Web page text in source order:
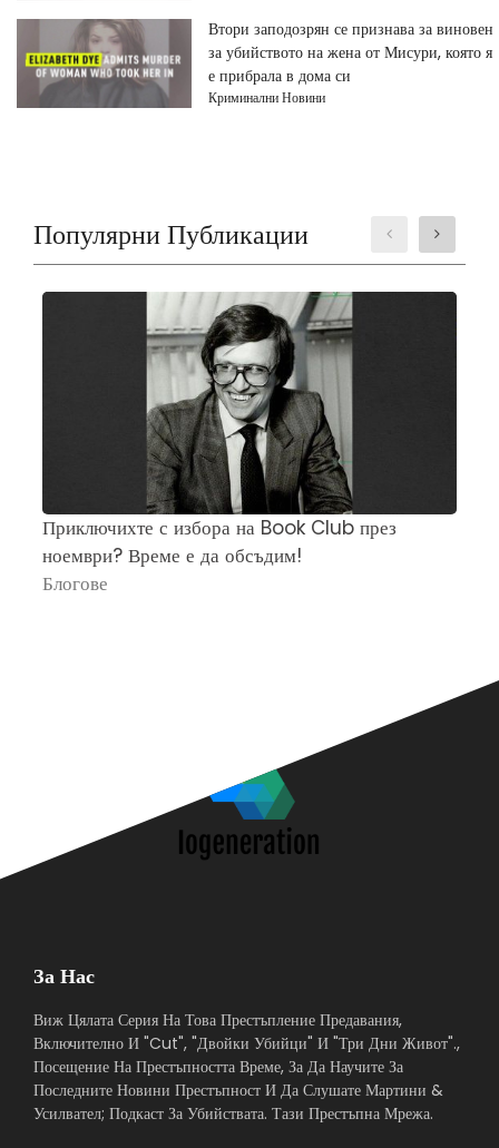
Втори заподозрян се признава за виновен
за убийството на жена от Мисури, която я
е прибрала в дома си
Криминални Новини
Популярни Публикации
Приключихте с избора на Book Club през
ноември? Време е да обсъдим!
Блогове
За Нас
Виж Цялата Серия На Това Престъпление Предавания,
Включително И "Cut", "Двойки Убийци" И "Три Дни Живот".,
Посещение На Престъпността Време, За Да Научите За
Последните Новини Престъпност И Да Слушате Мартини &
Усилвател; Подкаст За Убийствата. Тази Престъпна Мрежа.